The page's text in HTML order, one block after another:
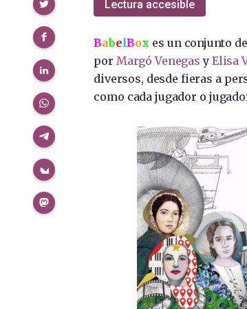
Lectura accesible
BabelBox es un conjunto
por Margó Venegas y Elisa
diversos, desde fieras a
como cada jugador o